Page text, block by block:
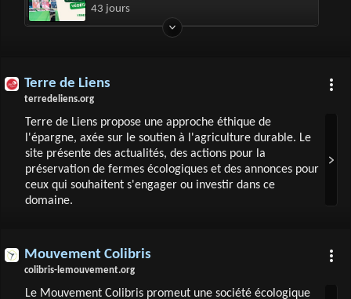
43 jours
Terre de Liens
terredeliens.org
Terre de Liens propose une approche éthique de
l'épargne, axée sur le soutien à l'agriculture durable. Le
site présente des actualités, des actions pour la
préservation de fermes écologiques et des annonces pour
ceux qui souhaitent s'engager ou investir dans ce
domaine.
Mouvement Colibris
colibris-lemouvement.org
Le Mouvement Colibris promeut une société écologique